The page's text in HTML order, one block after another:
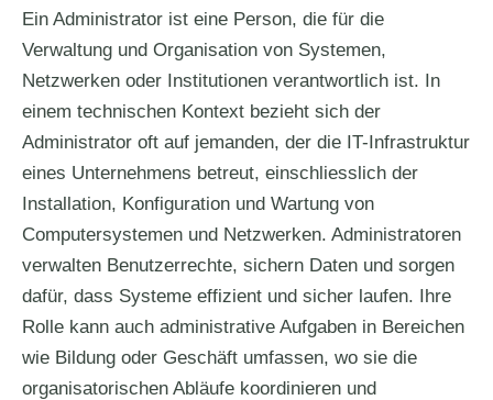
Ein Administrator ist eine Person, die für die
Verwaltung und Organisation von Systemen,
Netzwerken oder Institutionen verantwortlich ist. In
einem technischen Kontext bezieht sich der
Administrator oft auf jemanden, der die IT-Infrastruktur
eines Unternehmens betreut, einschliesslich der
Installation, Konfiguration und Wartung von
Computersystemen und Netzwerken. Administratoren
verwalten Benutzerrechte, sichern Daten und sorgen
dafür, dass Systeme effizient und sicher laufen. Ihre
Rolle kann auch administrative Aufgaben in Bereichen
wie Bildung oder Geschäft umfassen, wo sie die
organisatorischen Abläufe koordinieren und